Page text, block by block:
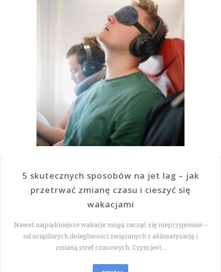
5 skutecznych sposobów na jet lag – jak
przetrwać zmianę czasu i cieszyć się
wakacjami
Nawet najpiękniejsze wakacje mogą zacząć się nieprzyjemnie –
od uciążliwych dolegliwości związanych z aklimatyzacją i
zmianą stref czasowych. Czym jest…